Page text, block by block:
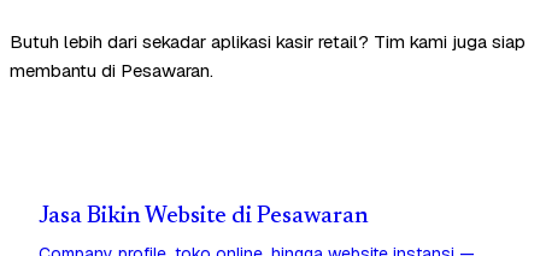
Butuh lebih dari sekadar aplikasi kasir retail? Tim kami juga siap
membantu di Pesawaran.
Jasa Bikin Website di Pesawaran